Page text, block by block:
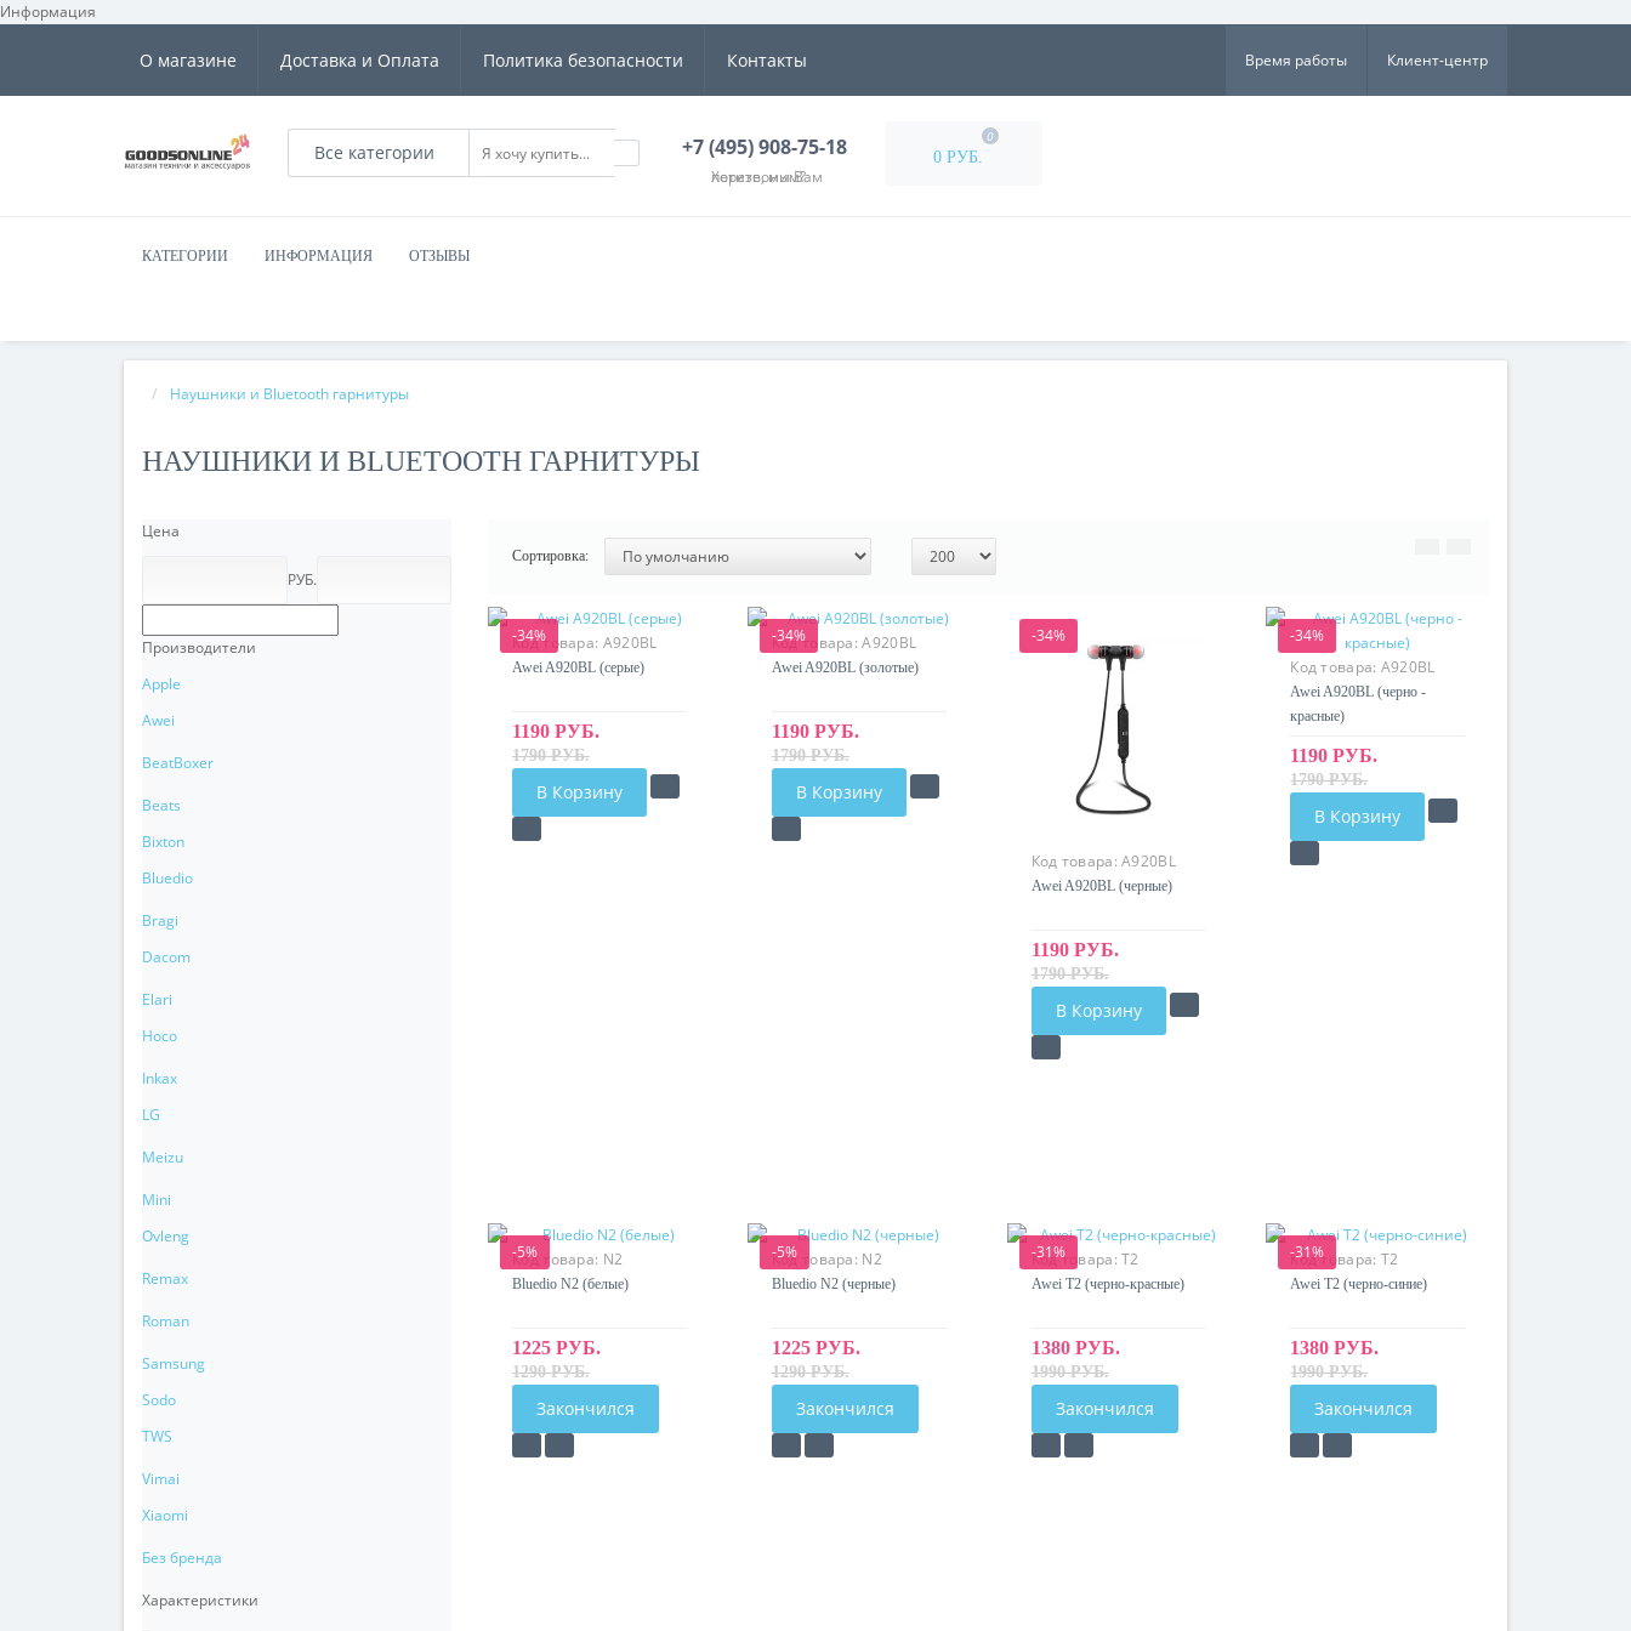
Информация ×
О магазине Доставка и Оплата Политика безопасности Контакты Время работы Клиент-центр
Все категории +7 (495) 908-75-18
Хотите, мы Вам перезвоним?
0 РУБ.
0
КАТЕГОРИИ ИНФОРМАЦИЯ ОТЗЫВЫ
Наушники и Bluetooth гарнитуры
НАУШНИКИ И BLUETOOTH ГАРНИТУРЫ
Цена
РУБ.
Производители
Apple
Awei
BeatBoxer
Beats
Bixton
Bluedio
Bragi
Dacom
Elari
Hoco
Inkax
LG
Meizu
Mini
Ovleng
Remax
Roman
Samsung
Sodo
TWS
Vimai
Xiaomi
Без бренда
Характеристики
Сортировка:
-34%
Код товара: A920BL
Awei A920BL (серые)
1190 РУБ.
1790 РУБ.
В Корзину
-34%
Код товара:A920BL
Awei A920BL (золотые)
1190 РУБ.
1790 РУБ.
В Корзину
-34%
Код товара:A920BL
Awei A920BL (черные)
1190 РУБ.
1790 РУБ.
В Корзину
-34%
Код товара: A920BL
Awei A920BL (черно -
красные)
1190 РУБ.
1790 РУБ.
В Корзину
-5%
Код товара: N2
Bluedio N2 (белые)
1225 РУБ.
1290 РУБ.
Закончился
-5%
Код товара: N2
Bluedio N2 (черные)
1225 РУБ.
1290 РУБ.
Закончился
-31%
Код товара:T2
Awei T2 (черно-красные)
1380 РУБ.
1990 РУБ.
Закончился
-31%
Код товара: T2
Awei T2 (черно-синие)
1380 РУБ.
1990 РУБ.
Закончился